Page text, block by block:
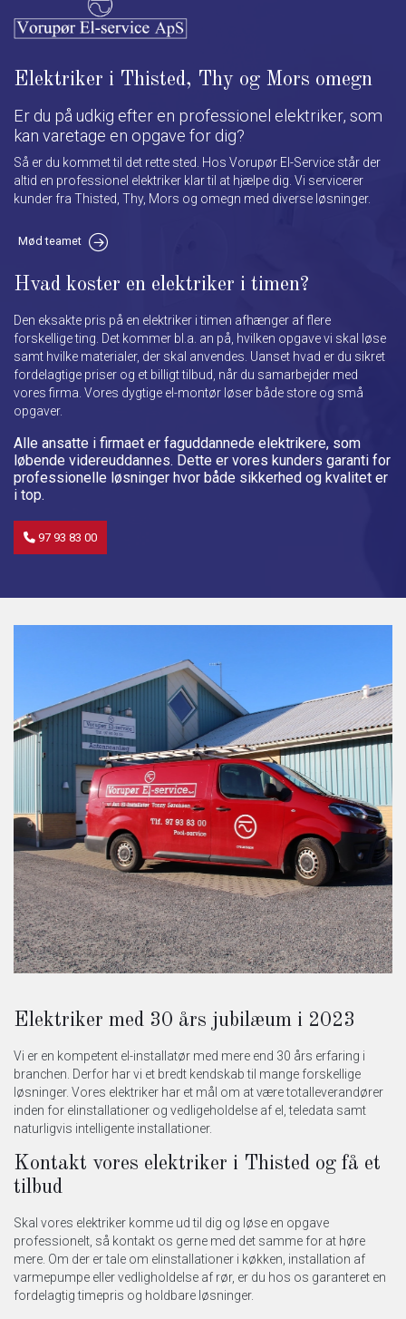
Elektriker i Thisted, Thy og Mors omegn
Er du på udkig efter en professionel elektriker, som
kan varetage en opgave for dig?
Så er du kommet til det rette sted. Hos Vorupør El-Service står der
altid en professionel elektriker klar til at hjælpe dig. Vi servicerer
kunder fra Thisted, Thy, Mors og omegn med diverse løsninger.
Mød teamet
Hvad koster en elektriker i timen?
Den eksakte pris på en elektriker i timen afhænger af flere
forskellige ting. Det kommer bl.a. an på, hvilken opgave vi skal løse
samt hvilke materialer, der skal anvendes. Uanset hvad er du sikret
fordelagtige priser og et billigt tilbud, når du samarbejder med
vores firma. Vores dygtige el-montør løser både store og små
opgaver.
Alle ansatte i firmaet er faguddannede elektrikere, som
løbende videreuddannes. Dette er vores kunders garanti for
professionelle løsninger hvor både sikkerhed og kvalitet er
i top.
97 93 83 00
Elektriker med 30 års jubilæum i 2023
Vi er en kompetent el-installatør med mere end 30 års erfaring i
branchen. Derfor har vi et bredt kendskab til mange forskellige
løsninger. Vores elektriker har et mål om at være totalleverandører
inden for elinstallationer og vedligeholdelse af el, teledata samt
naturligvis intelligente installationer.
Kontakt vores elektriker i Thisted og få et
tilbud
Skal vores elektriker komme ud til dig og løse en opgave
professionelt, så kontakt os gerne med det samme for at høre
mere. Om der er tale om elinstallationer i køkken, installation af
varmepumpe eller vedligholdelse af rør, er du hos os garanteret en
fordelagtig timepris og holdbare løsninger.